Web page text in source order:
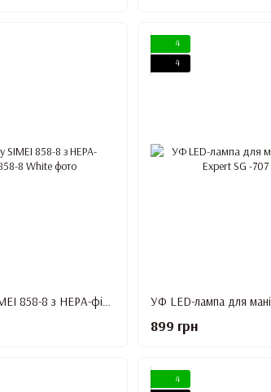
Витяжка для манікюру SIMEI 858-8 з НЕРА-фільтром 80W, Біла
4
4
899 грн
4